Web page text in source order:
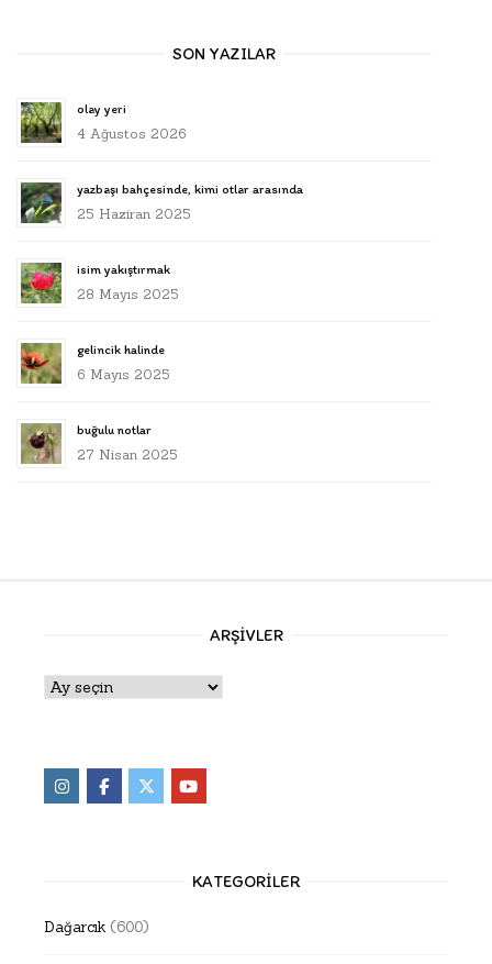
SON YAZILAR
olay yeri
4 Ağustos 2026
yazbaşı bahçesinde, kimi otlar arasında
25 Haziran 2025
isim yakıştırmak
28 Mayıs 2025
gelincik halinde
6 Mayıs 2025
buğulu notlar
27 Nisan 2025
ARŞIVLER
Arşivler
KATEGORILER
Dağarcık (600)